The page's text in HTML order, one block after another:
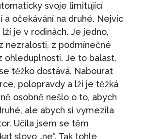
svoje limitující
a očekávání na druhé. Nejvíc
je v rodinách. Je jedno,
nezralosti, z podmínečné
ohleduplnosti. Je to balast,
těžko dostává. Nabourat
polopravdy a lži je těžká
osobně nešlo o to, abych
ale abych si vymezila
Učila jsem se těm
slovo „ne“. Tak tohle